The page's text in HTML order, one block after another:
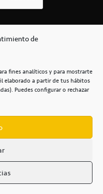
de
fines analíticos y para mostrarte
elaborado a partir de tus hábitos
Puedes configurar o rechazar
– La Laguna
DE COOKIES /